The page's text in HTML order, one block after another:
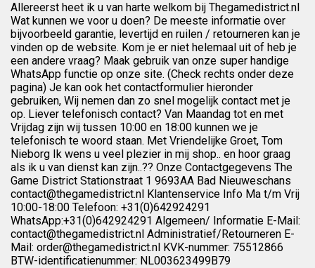
Allereerst heet ik u van harte welkom bij Thegamedistrict.nl
Wat kunnen we voor u doen? De meeste informatie over
bijvoorbeeld garantie, levertijd en ruilen / retourneren kan je
vinden op de website. Kom je er niet helemaal uit of heb je
een andere vraag? Maak gebruik van onze super handige
WhatsApp functie op onze site. (Check rechts onder deze
pagina) Je kan ook het contactformulier hieronder
gebruiken, Wij nemen dan zo snel mogelijk contact met je
op. Liever telefonisch contact? Van Maandag tot en met
Vrijdag zijn wij tussen 10:00 en 18:00 kunnen we je
telefonisch te woord staan. Met Vriendelijke Groet, Tom
Nieborg Ik wens u veel plezier in mij shop.. en hoor graag
als ik u van dienst kan zijn..?? Onze Contactgegevens The
Game District Stationstraat 1 9693AA Bad Nieuweschans
contact@thegamedistrict.nl Klantenservice Info Ma t/m Vrij
10:00-18:00 Telefoon: +31(0)642924291
WhatsApp:+31(0)642924291 Algemeen/ Informatie E-Mail:
contact@thegamedistrict.nl Administratief/Retourneren E-
Mail: order@thegamedistrict.nl KVK-nummer: 75512866
BTW-identificatienummer: NL003623499B79